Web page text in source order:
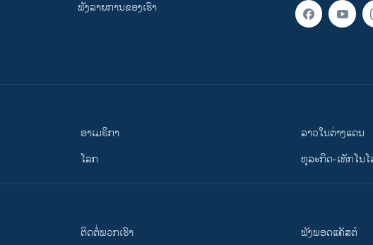
ຟັງລາຍການຂອງເຮົາ
ອາເມຣິກາ
ໂລກ
ລາວໃນຕ່າງແດນ
ທຸລະກິດ-ເທັກໂນ
ຕິດຕໍ່ພວກເຮົາ ຟັງພອດແຄັສຕ໌